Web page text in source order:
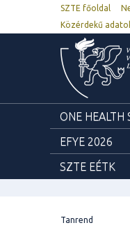
SZTE főoldal
Közérdekű
ONE HEALTH
EFYE 2026
SZTE EÉTK
Tanrend